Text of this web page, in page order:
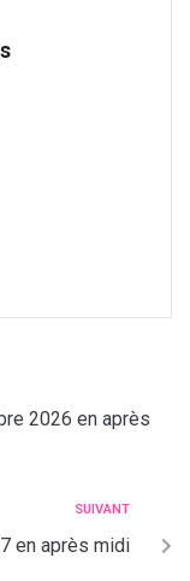
2026 en après
SUIVANT
en après midi